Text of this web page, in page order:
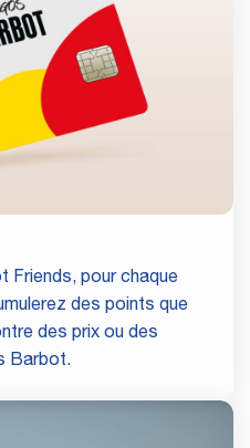
Friends, pour chaque
des points que
des prix ou des
Barbot.